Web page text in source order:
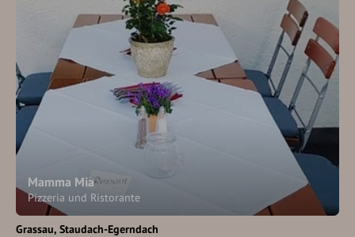
Mamma Mia
Pizzeria und Ristorante
Grassau Staudach-Egerndach